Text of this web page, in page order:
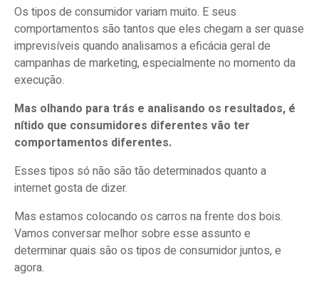
O consumidor experiencial: o eu sensorial
O consumidor simbólico: o eu social
O consumidor identitário: o eu estendido
Como pensar nos tipos de consumidor de um
jeito estratégico e eficiente?
Os tipos de consumidor variam muito. E seus
comportamentos são tantos que eles chegam a ser quase
imprevisíveis quando analisamos a eficácia geral de
campanhas de marketing, especialmente no momento da
execução.
Mas olhando para trás e analisando os resultados, é
nítido que consumidores diferentes vão ter
comportamentos diferentes.
Esses tipos só não são tão determinados quanto a
internet gosta de dizer.
Mas estamos colocando os carros na frente dos bois.
Vamos conversar melhor sobre esse assunto e
determinar quais são os tipos de consumidor juntos, e
agora.